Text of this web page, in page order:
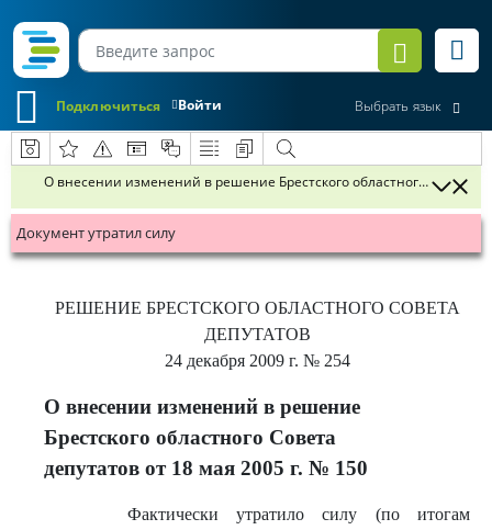
Войти
Подключиться Выбрать язык
О внесении изменений в решение Брестского областного Совета
Документ утратил силу
РЕШЕНИЕ БРЕСТСКОГО ОБЛАСТНОГО СОВЕТА
ДЕПУТАТОВ
24 декабря 2009 г. № 254
О внесении изменений в решение
Брестского областного Совета
депутатов от 18 мая 2005 г. № 150
Фактически утратило силу (по итогам